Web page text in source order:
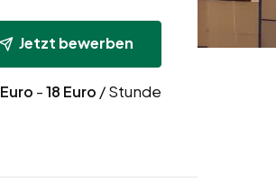
Jetzt bewerben
Euro -18 Euro / Stunde